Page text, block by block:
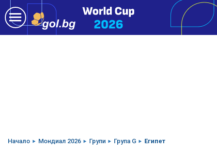
Начало Мондиал 2026 Групи Група G Египет